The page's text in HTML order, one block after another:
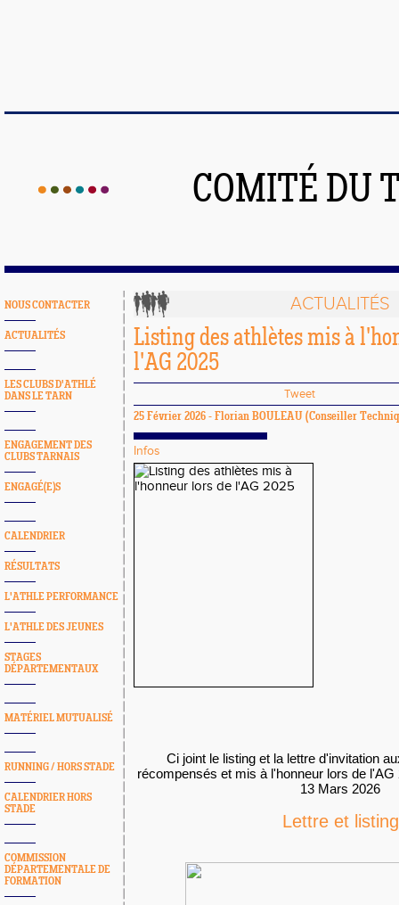
COMITÉ DU
NOUS CONTACTER
ACTUALITÉS
LES CLUBS D'ATHLÉ
DANS LE TARN
ENGAGEMENT DES
CLUBS TARNAIS
ENGAGÉ(E)S
CALENDRIER
RÉSULTATS
L'ATHLE PERFORMANCE
L'ATHLE DES JEUNES
STAGES
DÉPARTEMENTAUX
MATÉRIEL MUTUALISÉ
RUNNING / HORS STADE
CALENDRIER HORS
STADE
COMMISSION
DÉPARTEMENTALE DE
FORMATION
ACTUALITÉS
Listing des athlètes mis à
l'AG 2025
Tweet
25 Février 2026 - Florian BOULEAU (Conseiller
Infos
Ci joint le listing et la lettre d'invitation
récompensés et mis à l'honneur lors de l'AG
13 Mars 2026
Lettre et listing